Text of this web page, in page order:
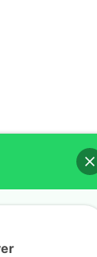
– WOM
motor